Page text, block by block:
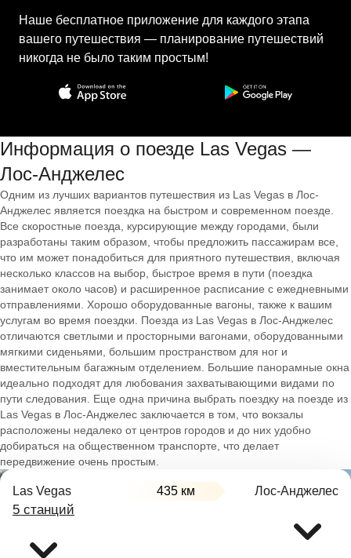
Наше бесплатное приложение для каждого этапа
вашего путешествия — планирование путешествий
никогда не было таким простым!
Информация о поезде Las Vegas —
Лос-Анджелес
Одним из лучших вариантов путешествия из Las Vegas в Лос-
Анджелес является поездка на быстром и современном поезде.
Все скоростные поезда, курсирующие между городами, были
разработаны таким образом, чтобы предложить пассажирам все,
что им может понадобиться для приятного путешествия, включая
несколько классов на выбор, быстрое время в пути (поездка
занимает около часов) и расширенное расписание с ежедневными
отправлениями. Хорошо оборудованные вагоны, также к вашим
услугам во время поездки. Поезда из Las Vegas в Лос-Анджелес
отличаются светлыми и просторными вагонами, оборудованными
мягкими сиденьями, большим пространством для ног и
вместительным багажным отделением. Большие панорамные окна
идеально подходят для любования захватывающими видами по
пути следования. Еще одна причина выбрать поездку на поезде из
Las Vegas в Лос-Анджелес заключается в том, что вокзалы
расположены недалеко от центров городов и до них удобно
добираться на общественном транспорте, что делает
передвижение очень простым.
Las Vegas 435 км Лос-Анджелес
5 станций